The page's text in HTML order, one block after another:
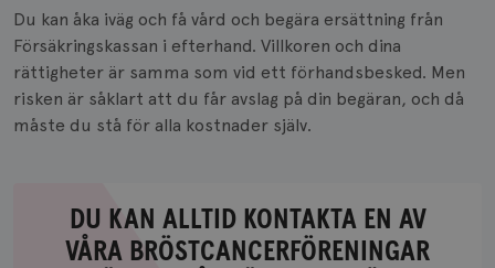
Du kan åka iväg och få vård och begära ersättning från
Försäkringskassan i efterhand. Villkoren och dina
rättigheter är samma som vid ett förhandsbesked. Men
risken är såklart att du får avslag på din begäran, och då
måste du stå för alla kostnader själv.
DU KAN ALLTID KONTAKTA EN AV
VÅRA BRÖSTCANCERFÖRENINGAR